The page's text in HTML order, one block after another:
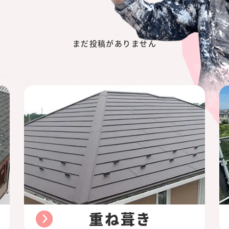
まだ投稿がありません
重ね葺き